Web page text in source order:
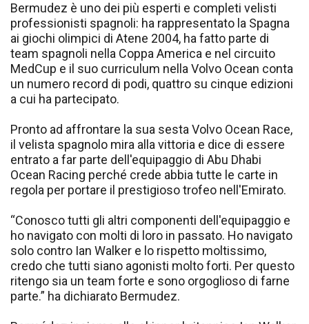
Bermudez è uno dei più esperti e completi velisti
professionisti spagnoli: ha rappresentato la Spagna
ai giochi olimpici di Atene 2004, ha fatto parte di
team spagnoli nella Coppa America e nel circuito
MedCup e il suo curriculum nella Volvo Ocean conta
un numero record di podi, quattro su cinque edizioni
a cui ha partecipato.
Pronto ad affrontare la sua sesta Volvo Ocean Race,
il velista spagnolo mira alla vittoria e dice di essere
entrato a far parte dell'equipaggio di Abu Dhabi
Ocean Racing perché crede abbia tutte le carte in
regola per portare il prestigioso trofeo nell'Emirato.
“Conosco tutti gli altri componenti dell'equipaggio e
ho navigato con molti di loro in passato. Ho navigato
solo contro Ian Walker e lo rispetto moltissimo,
credo che tutti siano agonisti molto forti. Per questo
ritengo sia un team forte e sono orgoglioso di farne
parte.” ha dichiarato Bermudez.